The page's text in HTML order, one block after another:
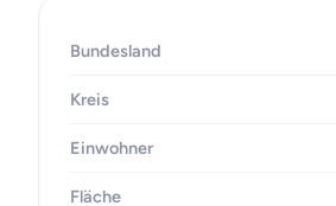
Bundesland
Kreis
Einwohner
Fläche